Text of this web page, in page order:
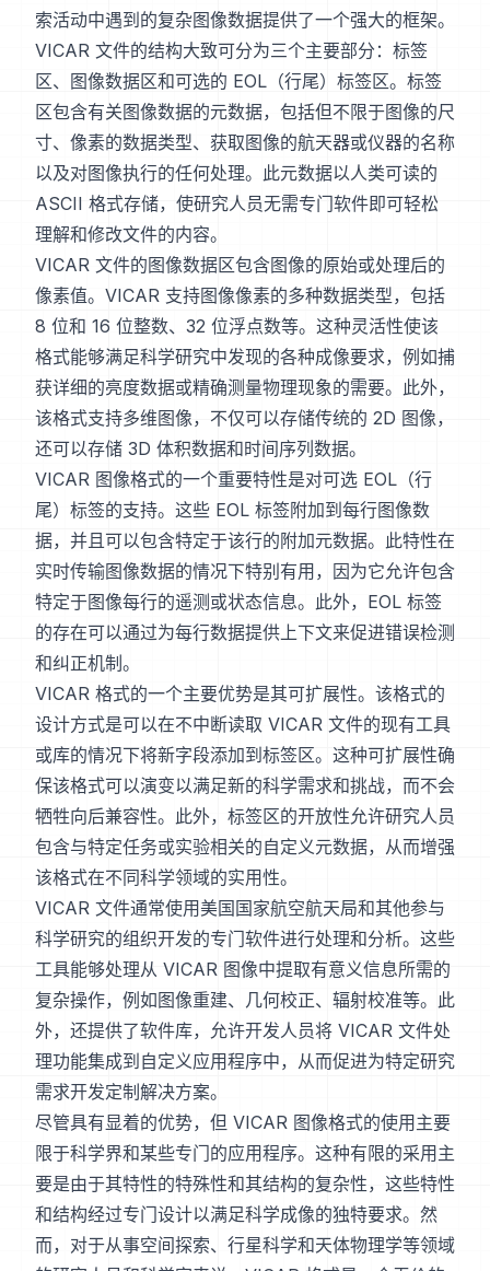
索活动中遇到的复杂图像数据提供了一个强大的框架。
VICAR 文件的结构大致可分为三个主要部分：标签
区、图像数据区和可选的 EOL（行尾）标签区。标签
区包含有关图像数据的元数据，包括但不限于图像的尺
寸、像素的数据类型、获取图像的航天器或仪器的名称
以及对图像执行的任何处理。此元数据以人类可读的
ASCII 格式存储，使研究人员无需专门软件即可轻松
理解和修改文件的内容。
VICAR 文件的图像数据区包含图像的原始或处理后的
像素值。VICAR 支持图像像素的多种数据类型，包括
8 位和 16 位整数、32 位浮点数等。这种灵活性使该
格式能够满足科学研究中发现的各种成像要求，例如捕
获详细的亮度数据或精确测量物理现象的需要。此外，
该格式支持多维图像，不仅可以存储传统的 2D 图像，
还可以存储 3D 体积数据和时间序列数据。
VICAR 图像格式的一个重要特性是对可选 EOL（行
尾）标签的支持。这些 EOL 标签附加到每行图像数
据，并且可以包含特定于该行的附加元数据。此特性在
实时传输图像数据的情况下特别有用，因为它允许包含
特定于图像每行的遥测或状态信息。此外，EOL 标签
的存在可以通过为每行数据提供上下文来促进错误检测
和纠正机制。
VICAR 格式的一个主要优势是其可扩展性。该格式的
设计方式是可以在不中断读取 VICAR 文件的现有工具
或库的情况下将新字段添加到标签区。这种可扩展性确
保该格式可以演变以满足新的科学需求和挑战，而不会
牺牲向后兼容性。此外，标签区的开放性允许研究人员
包含与特定任务或实验相关的自定义元数据，从而增强
该格式在不同科学领域的实用性。
VICAR 文件通常使用美国国家航空航天局和其他参与
科学研究的组织开发的专门软件进行处理和分析。这些
工具能够处理从 VICAR 图像中提取有意义信息所需的
复杂操作，例如图像重建、几何校正、辐射校准等。此
外，还提供了软件库，允许开发人员将 VICAR 文件处
理功能集成到自定义应用程序中，从而促进为特定研究
需求开发定制解决方案。
尽管具有显着的优势，但 VICAR 图像格式的使用主要
限于科学界和某些专门的应用程序。这种有限的采用主
要是由于其特性的特殊性和其结构的复杂性，这些特性
和结构经过专门设计以满足科学成像的独特要求。然
而，对于从事空间探索、行星科学和天体物理学等领域